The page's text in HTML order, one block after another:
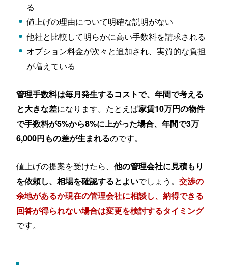
る
値上げの理由について明確な説明がない
他社と比較して明らかに高い手数料を請求される
オプション料金が次々と追加され、実質的な負担
が増えている
管理手数料は毎月発生するコストで、年間で考える
と大きな差になります。たとえば家賃10万円の物件
で手数料が5%から8%に上がった場合、年間で3万
6,000円もの差が生まれるのです。
値上げの提案を受けたら、他の管理会社に見積もり
を依頼し、相場を確認するとよいでしょう。交渉の
余地があるか現在の管理会社に相談し、納得できる
回答が得られない場合は変更を検討するタイミング
です。